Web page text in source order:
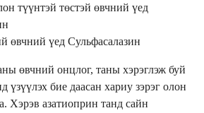
түүнтэй төстэй өвчний үед
өвчний үед Сульфасалазин
өвчний онцлог, таны хэрэглэж буй
үзүүлэх бие даасан хариу зэрэг олон
Хэрэв азатиоприн танд сайн